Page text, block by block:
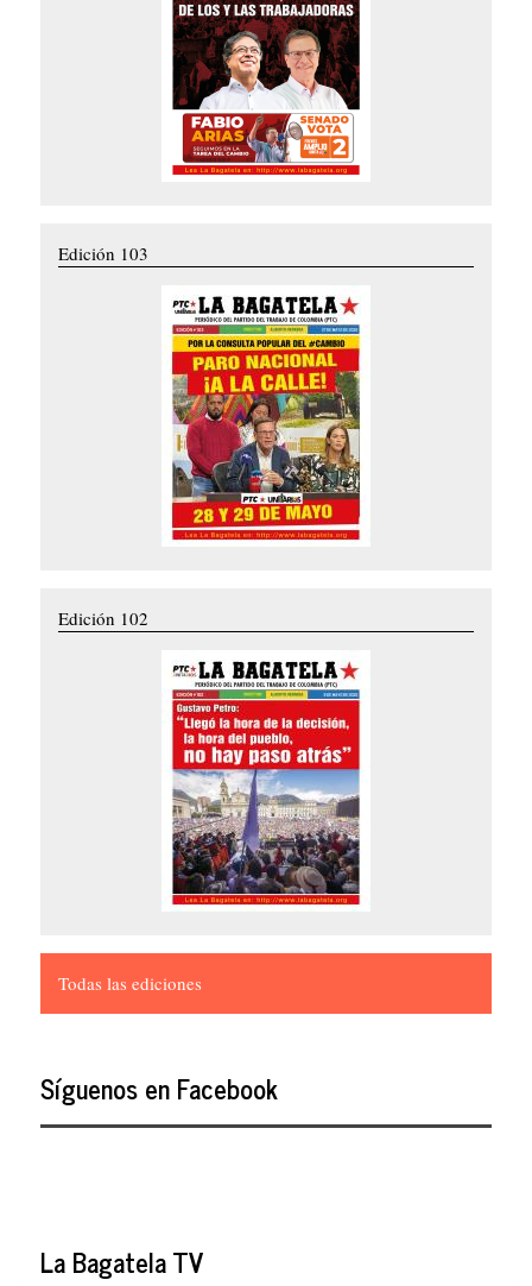
Edición 103
Edición 102
Todas las ediciones
Síguenos en Facebook
La Bagatela TV